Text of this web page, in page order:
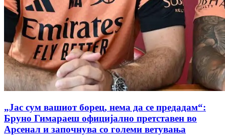
„Јас сум вашиот борец, нема да се предадам“:
Бруно Гимараеш официјално претставен во
Арсенал и започнува со големи ветувања